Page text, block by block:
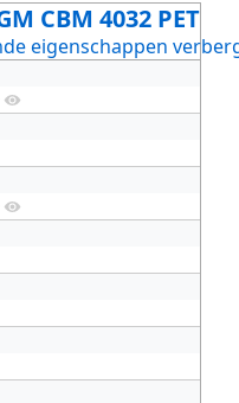
CBM 4032 PET
eigenschappen